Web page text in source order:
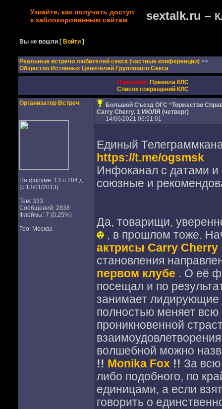
Узнайте, как получить доступ
к заблокированным сайтам
sextalk.ru –
Вы не вошли [Войти ]
Реальные встречи любителей секса (частные конференции) >>
Общество Истинных Ценителей Группового Секса
Новичкам: Правила КЛС
Список сокращений КЛС
Организатор Встреч
На форуме: 13 л 204 д
(с 13/01/2013)
Тем: 333
Сообщений: 2838
Флеймы: 7 (0,25%)
Гео: Москва
Большой Съезд ОГС “Торжество
Carry Cherry. 1 ИЮЛЯ (четверг)
14/06/2021 06:51:01
Единый
https://t.me/ogsmsk
Инфоканал с датами и
союзные и
Да, товарищи,
, в прошлом тоже.
актрисы Carry Cherry
становления
первом клубе . О её
посещал и по
занимает
полностью меняет
проникновенной
волшебной можно
!! Monika Fox !! За
либо подобного, по
единицами, а если
говорить о